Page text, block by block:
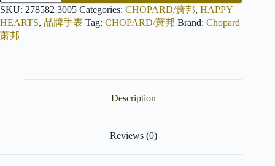
邦
HAPPY
HEARTS
278582-
SKU: 278582 3005 Categories: CHOPARD/萧邦, HAPPY
HEARTS, 品牌手表 Tag: CHOPARD/萧邦 Brand: Chopard
萧邦
Description
Reviews (0)